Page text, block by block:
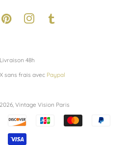
PinterestInstagram
Livraison 48h
sans frais avec Paypal
Vintage Vision Paris
Méthodes
de
paiement